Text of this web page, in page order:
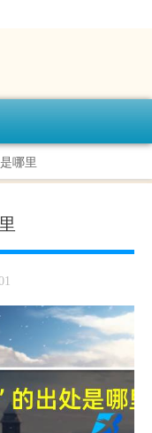
哪里